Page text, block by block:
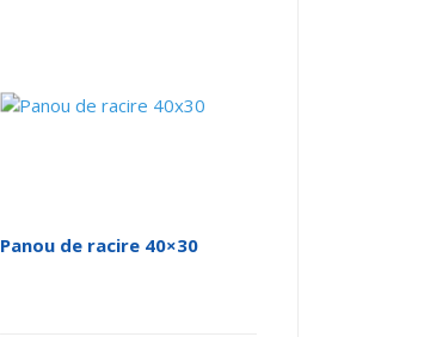
Panou de racire 40×30